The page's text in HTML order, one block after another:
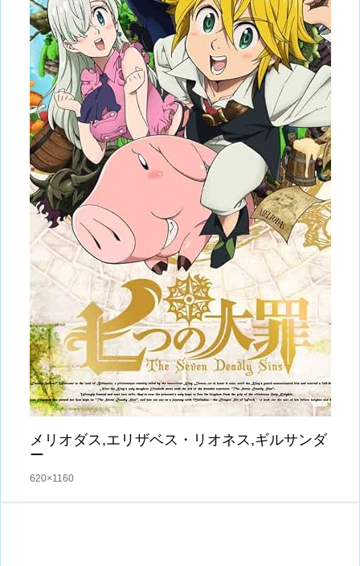
メリオダス,エリザベス・リオネス,ギルサンダ
ー
620×1160